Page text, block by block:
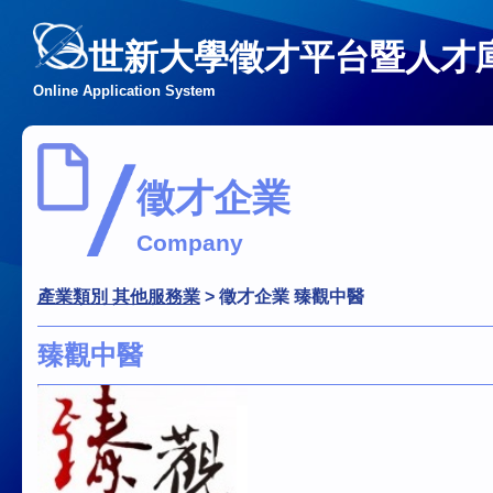
世新大學徵才平台暨人才
Online Application System
徵才企業
Company
產業類別 其他服務業> 徵才企業 臻觀中醫
臻觀中醫